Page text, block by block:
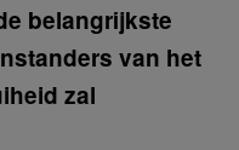
belangrijkste
van het
zal